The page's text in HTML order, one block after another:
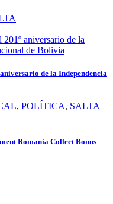
de la Independencia
, POLÍTICA, SALTA
Romania Collect Bonus